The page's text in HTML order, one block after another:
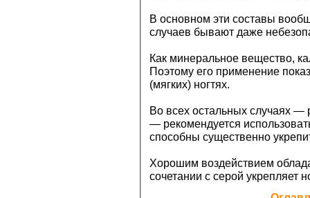
В основном эти составы
случаев бывают даже
Как минеральное вещество,
Поэтому его применение
(мягких) ногтях.
Во всех остальных случаях —
— рекомендуется
способны существенно
Хорошим воздействием
сочетании с серой укрепляет